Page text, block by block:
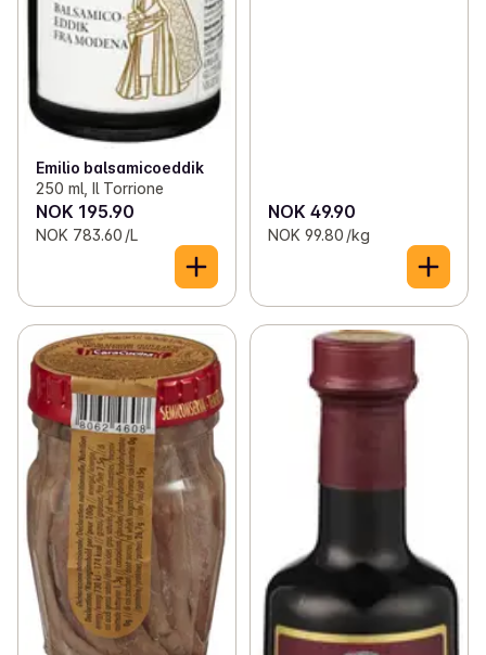
Emilio balsamicoeddik
250 ml, Il Torrione
NOK 195.90
NOK 783.60 /L
NOK 49.90
NOK 99.80 /kg